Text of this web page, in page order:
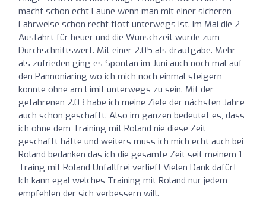
macht schon echt Laune wenn man mit einer sicheren
Fahrweise schon recht flott unterwegs ist. Im Mai die 2
Ausfahrt für heuer und die Wunschzeit wurde zum
Durchschnittswert. Mit einer 2.05 als draufgabe. Mehr
als zufrieden ging es Spontan im Juni auch noch mal auf
den Pannoniaring wo ich mich noch einmal steigern
konnte ohne am Limit unterwegs zu sein. Mit der
gefahrenen 2.03 habe ich meine Ziele der nächsten Jahre
auch schon geschafft. Also im ganzen bedeutet es, dass
ich ohne dem Training mit Roland nie diese Zeit
geschafft hätte und weiters muss ich mich echt auch bei
Roland bedanken das ich die gesamte Zeit seit meinem 1
Traing mit Roland Unfallfrei verlief! Vielen Dank dafür!
Ich kann egal welches Training mit Roland nur jedem
empfehlen der sich verbessern will.